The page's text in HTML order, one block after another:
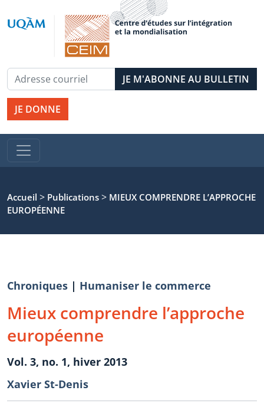
JE DONNE
Accueil > Publications > MIEUX COMPRENDRE L’APPROCHE
EUROPÉENNE
Chroniques | Humaniser le commerce
Mieux comprendre l’approche
européenne
Vol. 3, no. 1, hiver 2013
Xavier St-Denis